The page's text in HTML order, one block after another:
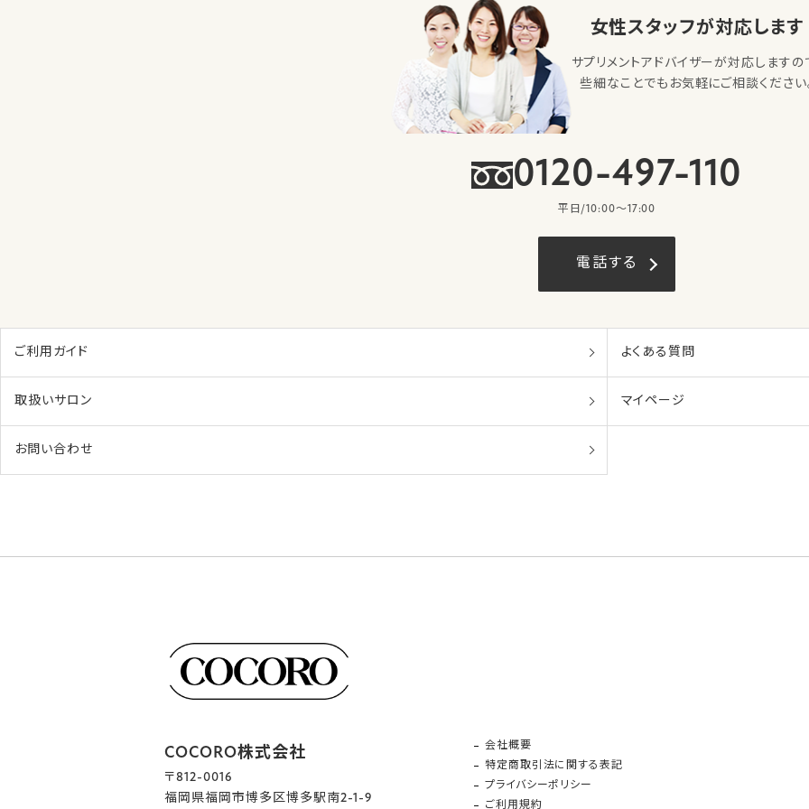
女性スタッフが対応します
サプリメントアドバイザーが対応しますの
些細なことでもお気軽にご相談ください
0120-497-110
平日/10:00〜17:00
電話する
ご利用ガイド よくある質問
取扱いサロン マイページ
お問い合わせ
COCORO株式会社
〒812-0016
福岡県福岡市博多区博多駅南2-1-9
会社概要
特定商取引法に関する表記
プライバシーポリシー
ご利用規約